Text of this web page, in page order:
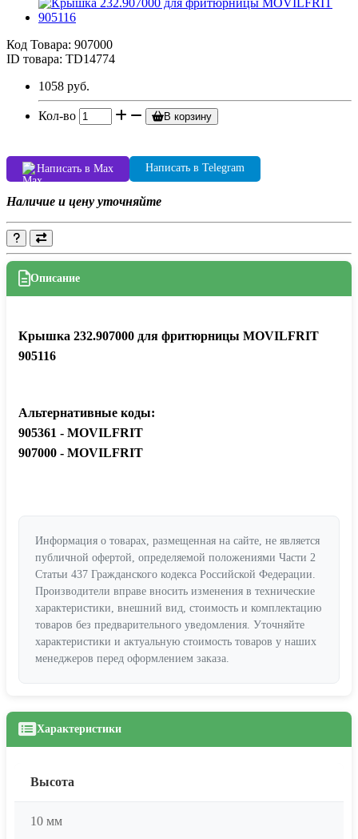
Код Товара: 907000
ID товара: TD14774
1058 руб.
Кол-во В корзину
Написать в Max Написать в Telegram
Наличие и цену уточняйте
Описание
Крышка 232.907000 для фритюрницы MOVILFRIT
905116
Альтернативные коды:
905361 - MOVILFRIT
907000 - MOVILFRIT
Информация о товарах, размещенная на сайте, не является
публичной офертой, определяемой положениями Части 2
Статьи 437 Гражданского кодекса Российской Федерации.
Производители вправе вносить изменения в технические
характеристики, внешний вид, стоимость и комплектацию
товаров без предварительного уведомления. Уточняйте
характеристики и актуальную стоимость товаров у наших
менеджеров перед оформлением заказа.
Характеристики
Высота
10 мм